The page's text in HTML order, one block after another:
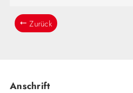
Zurück
Anschrift